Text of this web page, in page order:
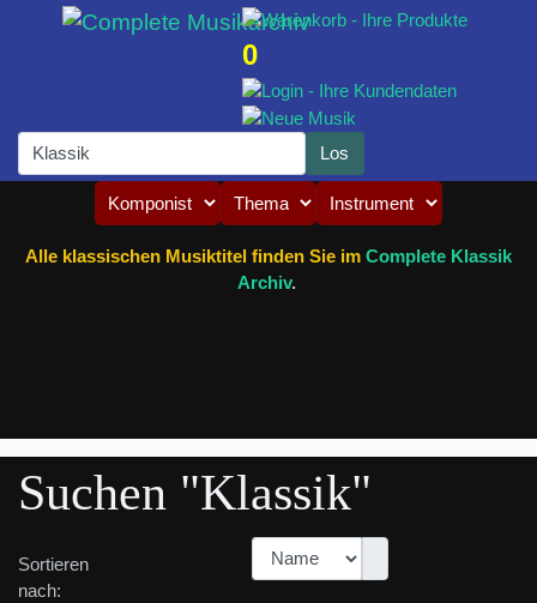
0
Alle klassischen Musiktitel finden Sie im Complete Klassik
Archiv.
Suchen "Klassik"
Sortieren
nach: